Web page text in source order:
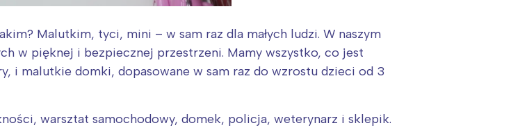
Malutkim, tyci, mini – w sam raz dla małych ludzi. W naszym
w pięknej i bezpiecznej przestrzeni. Mamy wszystko, co jest
i malutkie domki, dopasowane w sam raz do wzrostu dzieci od 3
warsztat samochodowy, domek, policja, weterynarz i sklepik.